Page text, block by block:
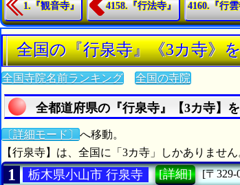
1.『観音寺』 4158.『行法寺』 4160.『行
全国の『行泉寺』《3カ寺》
全国寺院名前ランキング 全国の寺院
全都道府県の『行泉寺』【3カ寺】
〔詳細モード〕 へ移動。
【行泉寺】は、全国に「3カ寺」しかありませ
1 栃木県小山市 行泉寺 [詳細] [〒329-